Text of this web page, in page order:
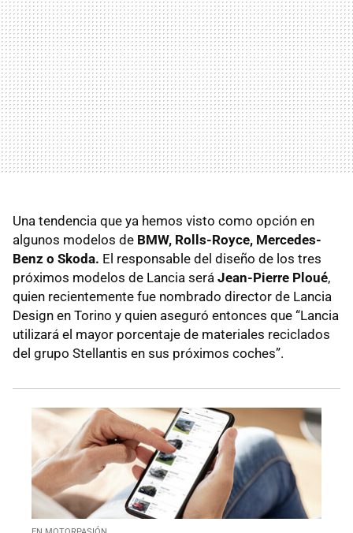
Una tendencia que ya hemos visto como opción en
algunos modelos de BMW, Rolls-Royce, Mercedes-
Benz o Skoda. El responsable del diseño de los tres
próximos modelos de Lancia será Jean-Pierre Ploué,
quien recientemente fue nombrado director de Lancia
Design en Torino y quien aseguró entonces que “Lancia
utilizará el mayor porcentaje de materiales reciclados
del grupo Stellantis en sus próximos coches”.